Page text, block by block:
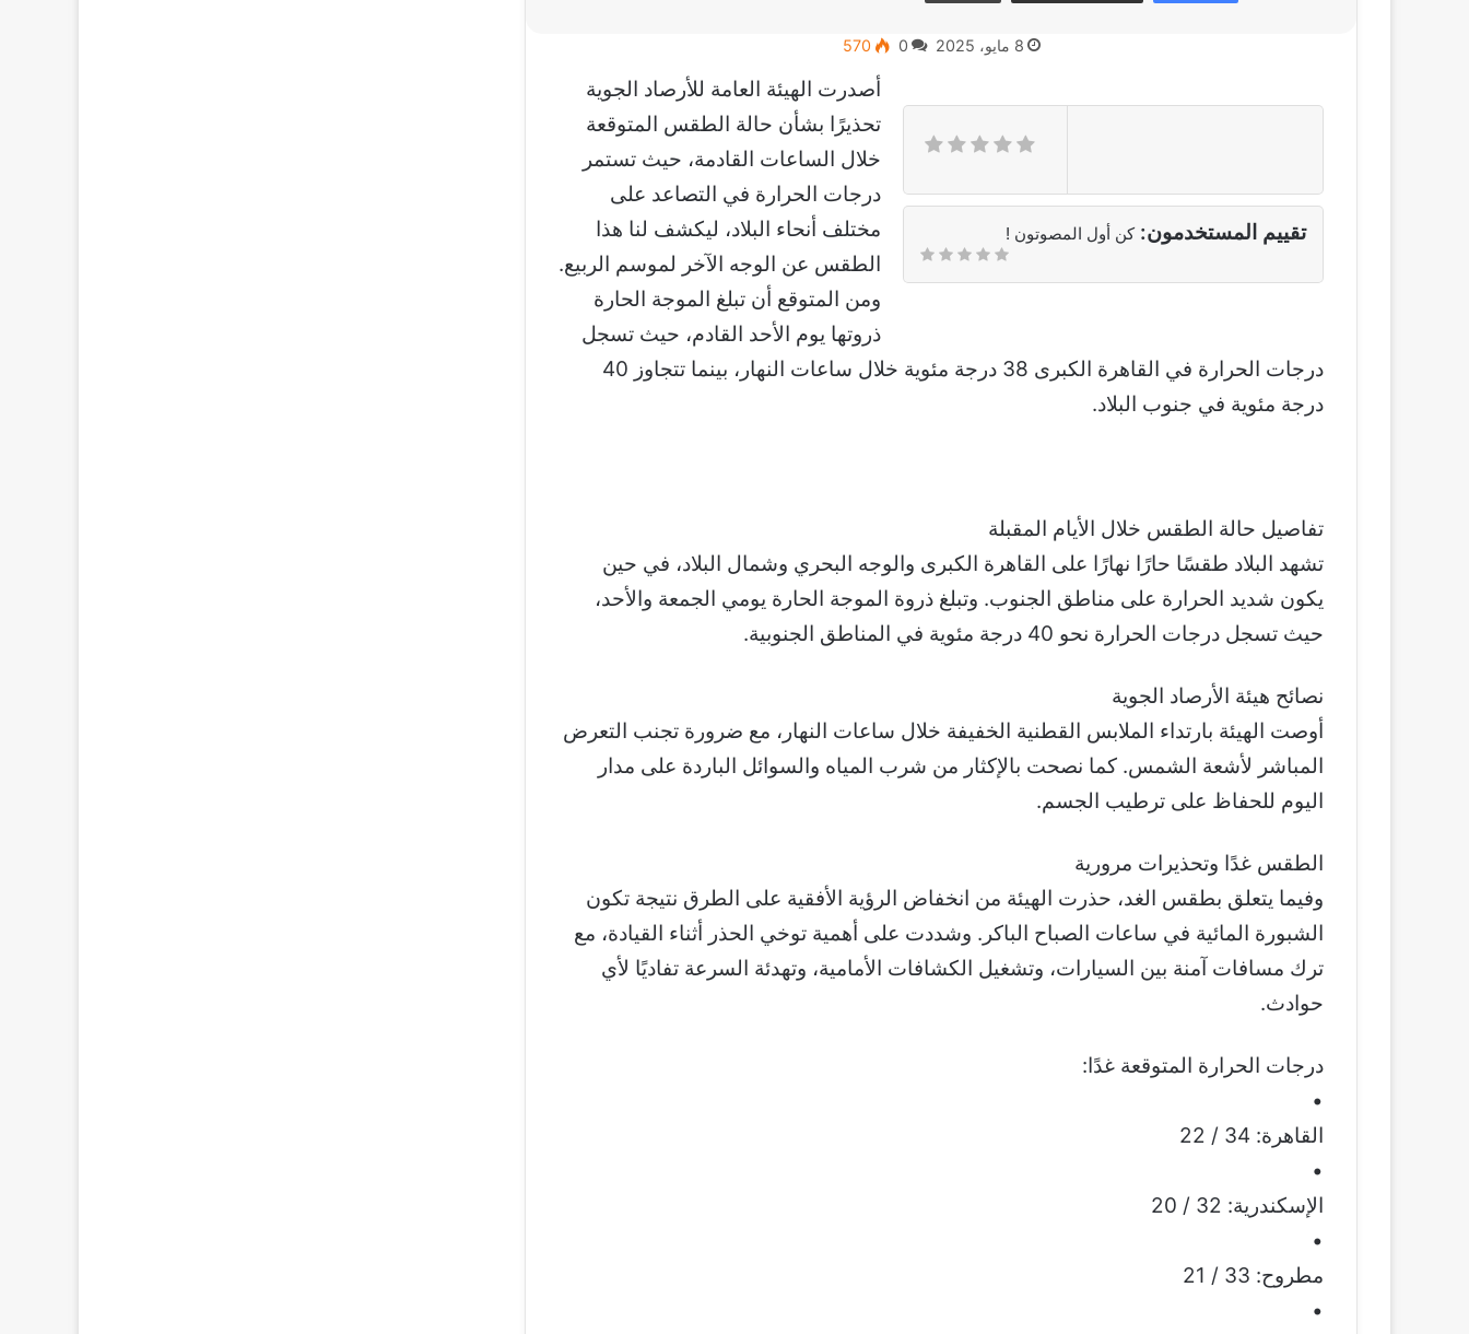
8 مايو، 2025 0
570
تقييم المستخدمون:كن أول المصوتون !
أصدرت الهيئة العامة للأرصاد الجوية
تحذيرًا بشأن حالة الطقس المتوقعة
خلال الساعات القادمة، حيث تستمر
درجات الحرارة في التصاعد على
مختلف أنحاء البلاد، ليكشف لنا هذا
الطقس عن الوجه الآخر لموسم الربيع.
ومن المتوقع أن تبلغ الموجة الحارة
ذروتها يوم الأحد القادم، حيث تسجل
درجات الحرارة في القاهرة الكبرى 38 درجة مئوية خلال ساعات النهار، بينما تتجاوز 40
درجة مئوية في جنوب البلاد.
تفاصيل حالة الطقس خلال الأيام المقبلة
تشهد البلاد طقسًا حارًا نهارًا على القاهرة الكبرى والوجه البحري وشمال البلاد، في حين
يكون شديد الحرارة على مناطق الجنوب. وتبلغ ذروة الموجة الحارة يومي الجمعة والأحد،
حيث تسجل درجات الحرارة نحو 40 درجة مئوية في المناطق الجنوبية.
نصائح هيئة الأرصاد الجوية
أوصت الهيئة بارتداء الملابس القطنية الخفيفة خلال ساعات النهار، مع ضرورة تجنب التعرض
المباشر لأشعة الشمس. كما نصحت بالإكثار من شرب المياه والسوائل الباردة على مدار
اليوم للحفاظ على ترطيب الجسم.
الطقس غدًا وتحذيرات مرورية
وفيما يتعلق بطقس الغد، حذرت الهيئة من انخفاض الرؤية الأفقية على الطرق نتيجة تكون
الشبورة المائية في ساعات الصباح الباكر. وشددت على أهمية توخي الحذر أثناء القيادة، مع
ترك مسافات آمنة بين السيارات، وتشغيل الكشافات الأمامية، وتهدئة السرعة تفاديًا لأي
حوادث.
درجات الحرارة المتوقعة غدًا:
•
القاهرة: 34 / 22
•
الإسكندرية: 32 / 20
•
مطروح: 33 / 21
•